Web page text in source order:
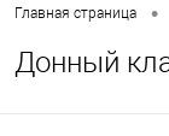
Главная страница •
Донный